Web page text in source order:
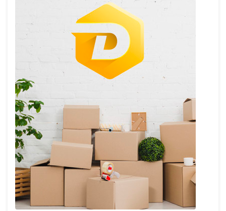
publications